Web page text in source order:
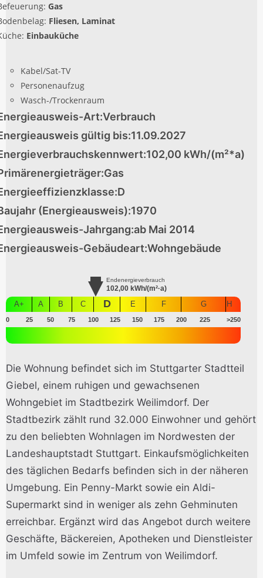
Gas
Fliesen, Laminat
Einbauküche
Kabel/Sat-TV
Personenaufzug
Wasch-/Trockenraum
Art:Verbrauch
gültig bis:11.09.2027
102,00 kWh/(m²*a)
Gas
D
(Energieausweis):1970
Jahrgang:ab Mai 2014
Gebäudeart:Wohngebäude
Endenergieverbrauch
102,00 kWh/(m²·a)
A+
A B C D E F G H
0 25 50 75 100 125 150 175 200 225 >250
Die Wohnung befindet sich im Stuttgarter Stadtteil
Giebel, einem ruhigen und gewachsenen
Wohngebiet im Stadtbezirk Weilimdorf. Der
Stadtbezirk zählt rund 32.000 Einwohner und gehört
zu den beliebten Wohnlagen im Nordwesten der
Landeshauptstadt Stuttgart. Einkaufsmöglichkeiten
des täglichen Bedarfs befinden sich in der näheren
Umgebung. Ein Penny-Markt sowie ein Aldi-
Supermarkt sind in weniger als zehn Gehminuten
erreichbar. Ergänzt wird das Angebot durch weitere
Geschäfte, Bäckereien, Apotheken und Dienstleister
im Umfeld sowie im Zentrum von Weilimdorf.